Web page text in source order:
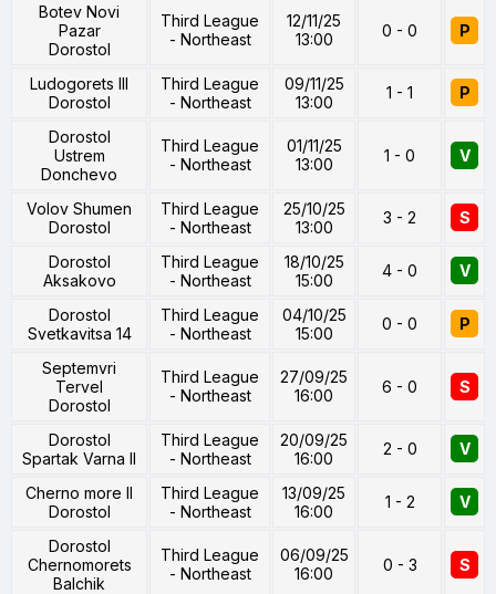
Botev Novi
Pazar
Dorostol
Third League
- Northeast
12/11/25
13:00
0 - 0 P
Ludogorets III
Dorostol
Third League
- Northeast
09/11/25
13:00
1 - 1 P
Dorostol
Ustrem
Donchevo
Third League
- Northeast
01/11/25
13:00
1 - 0 V
Volov Shumen
Dorostol
Third League
- Northeast
25/10/25
13:00
3 - 2 S
Dorostol
Aksakovo
Third League
- Northeast
18/10/25
15:00
4 - 0 V
Dorostol
Svetkavitsa 14
Third League
- Northeast
04/10/25
15:00
0 - 0 P
Septemvri
Tervel
Dorostol
Third League
- Northeast
27/09/25
16:00
6 - 0 S
Dorostol
Spartak Varna II
Third League
- Northeast
20/09/25
16:00
2 - 0 V
Cherno more II
Dorostol
Third League
- Northeast
13/09/25
16:00
1 - 2 V
Dorostol
Chernomorets
Balchik
Third League
- Northeast
06/09/25
16:00
0 - 3 S